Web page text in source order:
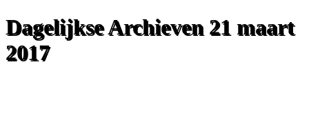
Dagelijkse Archieven 21 maart
2017